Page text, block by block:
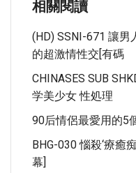
相關閱讀
(HD) SSNI-671 讓男
的超激情性交[有碼
CHINASES SUB
学美少女 性処理
90后情侶最愛用的5
BHG-030 惱殺‘療癒
幕]